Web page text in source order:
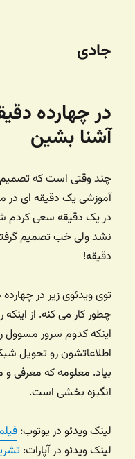
جادی
در چهارده
آشنا بشین
چند وقتی است که تصمیم
آموزشی یک دقیقه ای در
در یک دقیقه سعی کردم
نشد ولی خب تصمیم
دقیقه!
توی ویدئوی زیر در
چطور کار می کنه. از
اینکه کدوم سرور
بیاد. معلومه که معرفی
انگیزه بخشی است.
لینک ویدئو در یوتوب:
لینک ویدئو در آپارات: